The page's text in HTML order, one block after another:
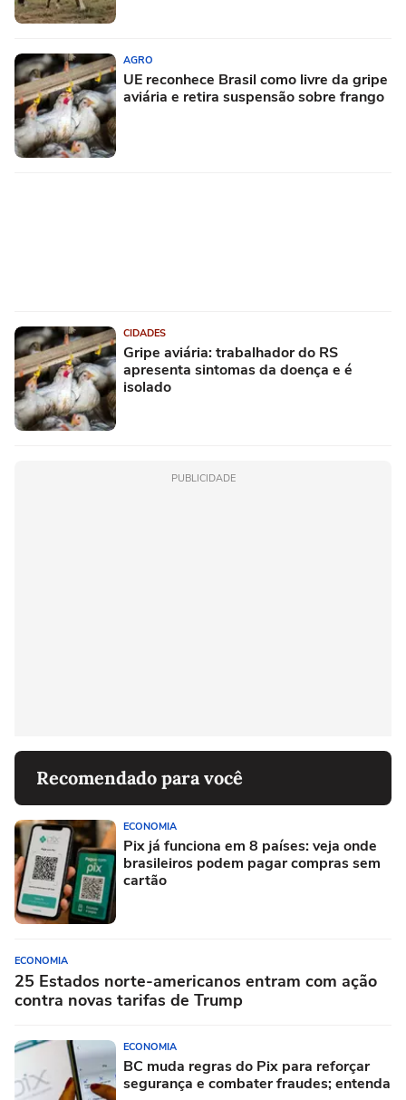
AGRO
UE reconhece Brasil como livre da gripe
aviária e retira suspensão sobre frango
CIDADES
Gripe aviária: trabalhador do RS
apresenta sintomas da doença e é
isolado
PUBLICIDADE
Recomendado para você
ECONOMIA
Pix já funciona em 8 países: veja onde
brasileiros podem pagar compras sem
cartão
ECONOMIA
25 Estados norte-americanos entram com ação
contra novas tarifas de Trump
ECONOMIA
BC muda regras do Pix para reforçar
segurança e combater fraudes; entenda